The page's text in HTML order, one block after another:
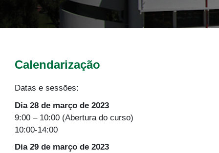
Calendarização
Datas e sessões:
Dia 28 de março de 2023
9:00 – 10:00 (Abertura do curso)
10:00-14:00
Dia 29 de março de 2023